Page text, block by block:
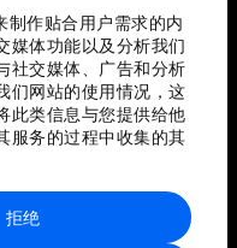
作贴合用户需求的内
媒体功能以及分析我们
社交媒体、广告和分析
们网站的使用情况，这
此类信息与您提供给他
服务的过程中收集的其
拒绝